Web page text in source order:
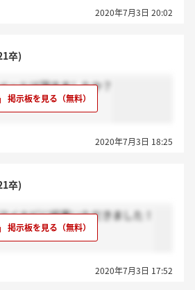
2020年7月3日 20:02
卒)
ールは頂きましたか？
2020年7月3日 18:25
卒)
イナビに結果いただきました！
2020年7月3日 17:52